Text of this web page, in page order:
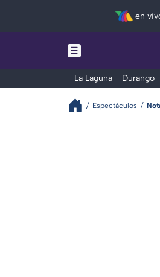
en
La Laguna Durango
Espectáculos